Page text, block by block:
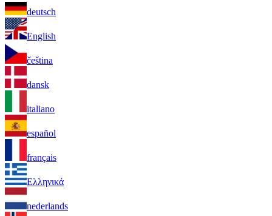
deutsch
English
čeština
dansk
italiano
español
français
Ελληνικά
nederlands